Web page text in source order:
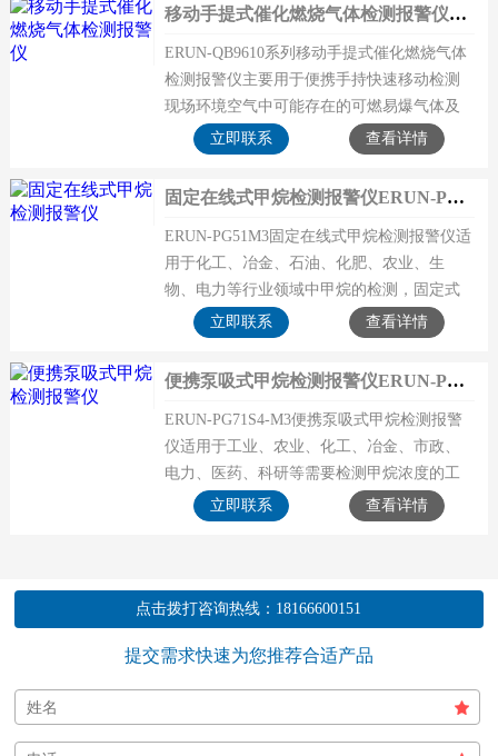
移动手提式催化燃烧气体检测报警仪ERUN-QB9610系列
ERUN-QB9610系列移动手提式催化燃烧气体
检测报警仪主要用于便携手持快速移动检测
现场环境空气中可能存在的可燃易爆气体及
蒸汽的浓度值及泄漏状况，便携式催化燃烧
原理气体测
立即联系 查看详情
固定在线式甲烷检测报警仪ERUN-PG51M3
ERUN-PG51M3固定在线式甲烷检测报警仪适
用于化工、冶金、石油、化肥、农业、生
物、电力等行业领域中甲烷的检测，固定式
甲烷泄漏检测仪能够连续实时在线监测甲烷
CH4浓度值及泄
立即联系 查看详情
便携泵吸式甲烷检测报警仪ERUN-PG71S4-M3
ERUN-PG71S4-M3便携泵吸式甲烷检测报警
仪适用于工业、农业、化工、冶金、市政、
电力、医药、科研等需要检测甲烷浓度的工
况场所，便携式甲烷浓度检测仪可以方便移
动快速检测环
立即联系 查看详情
点击拨打咨询热线： 18166600151
提交需求快速为您推荐合适产品